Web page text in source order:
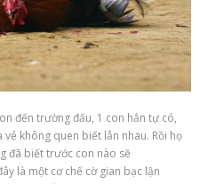
đến trường đấu, 1 con hắn tự có,
vẻ không quen biết lẫn nhau. Rồi họ
đã biết trước con nào sẽ
là một cơ chế cờ gian bạc lận